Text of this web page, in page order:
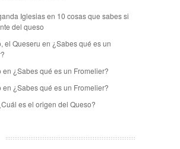
Iglesiasen 10 cosas que sabes si
del queso
el Queseru en ¿Sabes qué es un
en ¿Sabes qué es un Fromelier?
en ¿Sabes qué es un Fromelier?
es el origen del Queso?